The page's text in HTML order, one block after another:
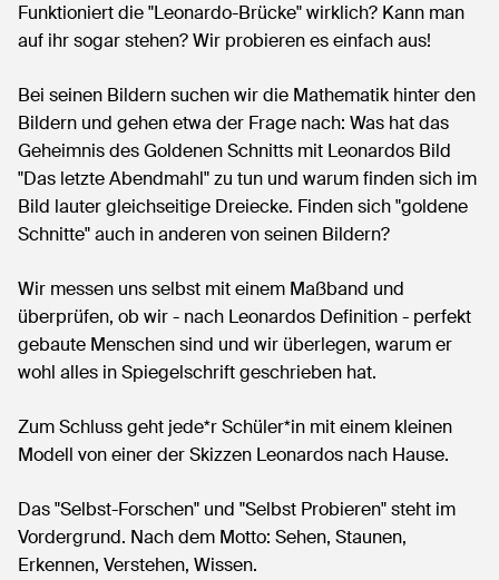
Funktioniert die "Leonardo-Brücke" wirklich? Kann man
auf ihr sogar stehen? Wir probieren es einfach aus!
Bei seinen Bildern suchen wir die Mathematik hinter den
Bildern und gehen etwa der Frage nach: Was hat das
Geheimnis des Goldenen Schnitts mit Leonardos Bild
"Das letzte Abendmahl" zu tun und warum finden sich im
Bild lauter gleichseitige Dreiecke. Finden sich "goldene
Schnitte" auch in anderen von seinen Bildern?
Wir messen uns selbst mit einem Maßband und
überprüfen, ob wir - nach Leonardos Definition - perfekt
gebaute Menschen sind und wir überlegen, warum er
wohl alles in Spiegelschrift geschrieben hat.
Zum Schluss geht jede*r Schüler*in mit einem kleinen
Modell von einer der Skizzen Leonardos nach Hause.
Das "Selbst-Forschen" und "Selbst Probieren" steht im
Vordergrund. Nach dem Motto: Sehen, Staunen,
Erkennen, Verstehen, Wissen.